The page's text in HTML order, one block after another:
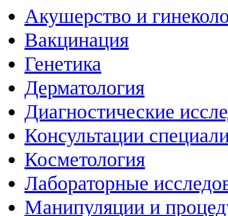
Акушерство и
Вакцинация
Генетика
Дерматология
Диагностические
Консультации
Косметология
Лабораторные
Манипуляции и